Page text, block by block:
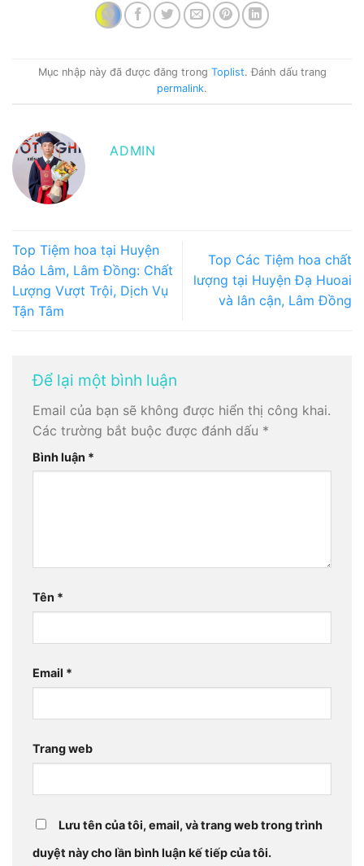
Mục nhập này đã được đăng trong Toplist. Đánh dấu trang
permalink.
ADMIN
Top Tiệm hoa tại Huyện
Bảo Lâm, Lâm Đồng: Chất
Lượng Vượt Trội, Dịch Vụ
Tận Tâm
Top Các Tiệm hoa chất
lượng tại Huyện Đạ Huoai
và lân cận, Lâm Đồng
Để lại một bình luận
Email của bạn sẽ không được hiển thị công khai.
Các trường bắt buộc được đánh dấu *
Bình luận *
Tên *
Email *
Trang web
Lưu tên của tôi, email, và trang web trong trình
duyệt này cho lần bình luận kế tiếp của tôi.